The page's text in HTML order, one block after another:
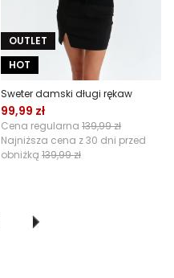
OUTLET
HOT
Sweter damski długi rękaw
99,99 zł
Cena regularna 139,99 zł
Najniższa cena z 30 dni przed
obniżką 139,99 zł